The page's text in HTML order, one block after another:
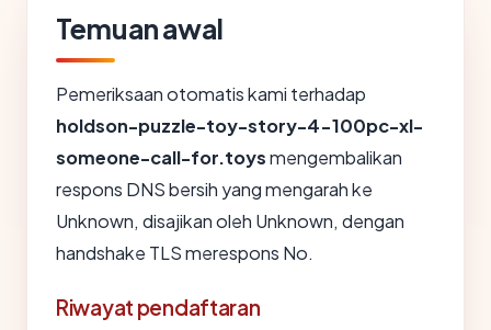
Temuan awal
Pemeriksaan otomatis kami terhadap
holdson-puzzle-toy-story-4-100pc-xl-
someone-call-for.toysmengembalikan
respons DNS bersih yang mengarah ke
Unknown, disajikan oleh Unknown, dengan
handshake TLS merespons No.
Riwayat pendaftaran